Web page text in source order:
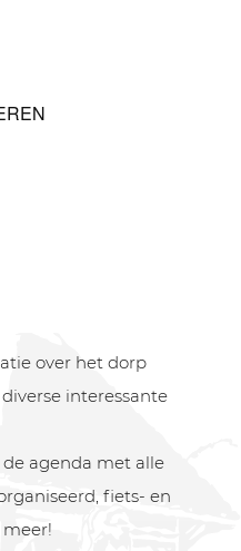
over het dorp
interessante
agenda met alle
fiets- en